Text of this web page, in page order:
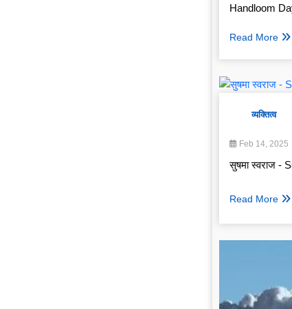
Handloom
Read More
व्यक्तित्व
Feb 14, 2025
सुषमा स्वराज -
Read More